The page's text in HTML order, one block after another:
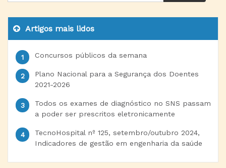
Artigos mais lidos
Concursos públicos da semana
Plano Nacional para a Segurança dos Doentes
2021-2026
Todos os exames de diagnóstico no SNS passam
a poder ser prescritos eletronicamente
TecnoHospital nº 125, setembro/outubro 2024,
Indicadores de gestão em engenharia da saúde